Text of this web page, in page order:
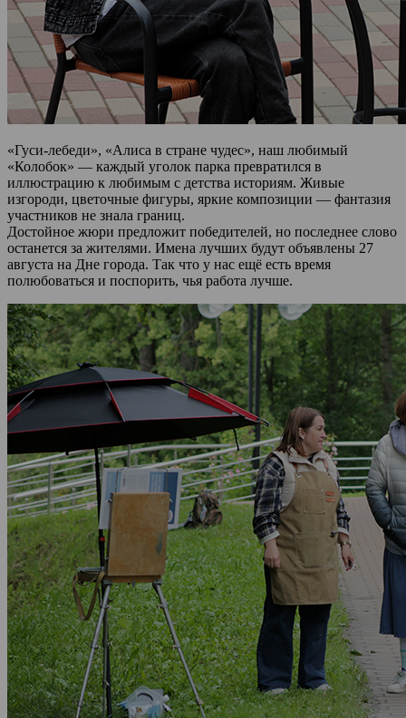
«Гуси-лебеди», «Алиса в стране чудес», наш любимый
«Колобок» — каждый уголок парка превратился в
иллюстрацию к любимым с детства историям. Живые
изгороди, цветочные фигуры, яркие композиции — фантазия
участников не знала границ.
Достойное жюри предложит победителей, но последнее слово
останется за жителями. Имена лучших будут объявлены 27
августа на Дне города. Так что у нас ещё есть время
полюбоваться и поспорить, чья работа лучше.